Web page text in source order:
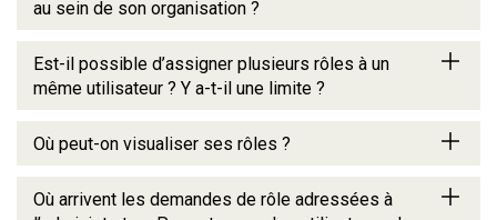
au sein de son organisation ?
Est-il possible d’assigner plusieurs rôles à un
même utilisateur ? Y a-t-il une limite ?
Où peut-on visualiser ses rôles ?
Où arrivent les demandes de rôle adressées à